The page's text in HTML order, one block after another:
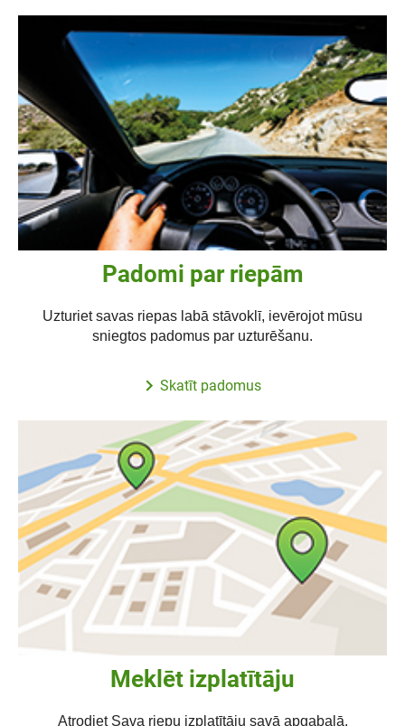
Padomi par riepām
Uzturiet savas riepas labā stāvoklī, ievērojot mūsu
sniegtos padomus par uzturēšanu.
Skatīt padomus
Meklēt izplatītāju
Atrodiet Sava riepu izplatītāju savā apgabalā.